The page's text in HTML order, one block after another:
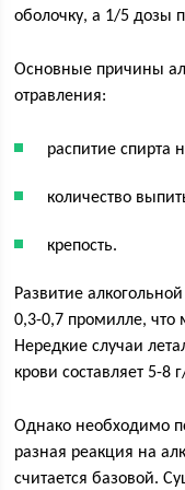
оболочку, а 1/5 дозы
Основные причины
отравления:
распитие спирта
количество
крепость.
Развитие
0,3-0,7 промилле, что
Нередкие случаи
крови составляет 5-8
Однако необходимо
разная реакция на
считается базовой.